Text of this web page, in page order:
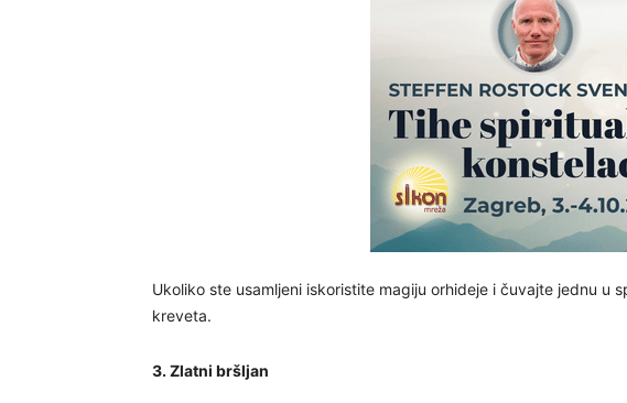
Ukoliko ste usamljeni iskoristite magiju orhideje i čuvajte jednu u
kreveta.
3. Zlatni bršljan